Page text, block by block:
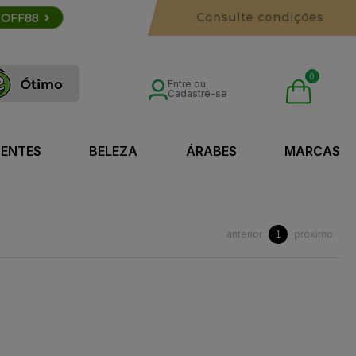
Entre ou
Cadastre-se
0
BELEZA ÁRABES MARCAS
anterior 1 próximo